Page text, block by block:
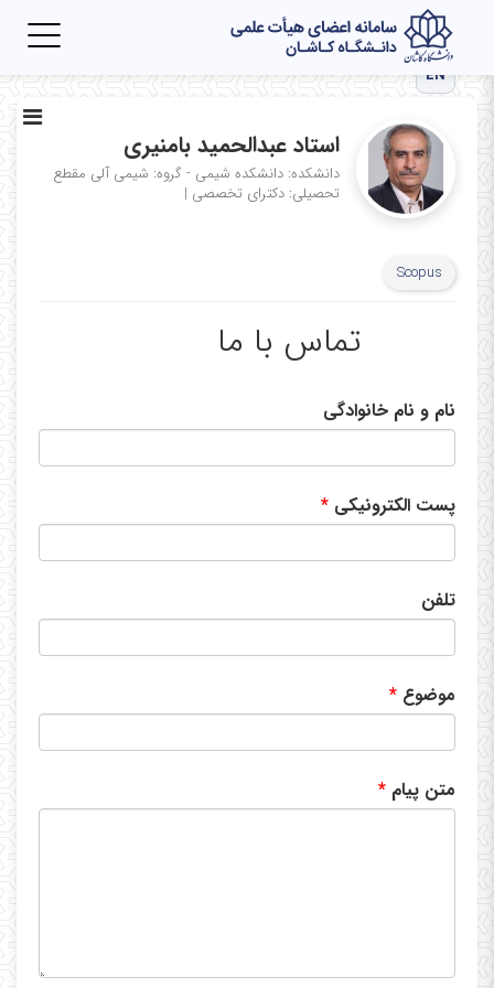
EN
استاد عبدالحمید بامنیری
دانشکده: دانشکده شیمی - گروه: شیمی آلی مقطع
تحصیلی: دکترای تخصصی |
Scopus
تماس با ما
نام و نام خانوادگی
پست الکترونیکی
تلفن
موضوع
متن پیام